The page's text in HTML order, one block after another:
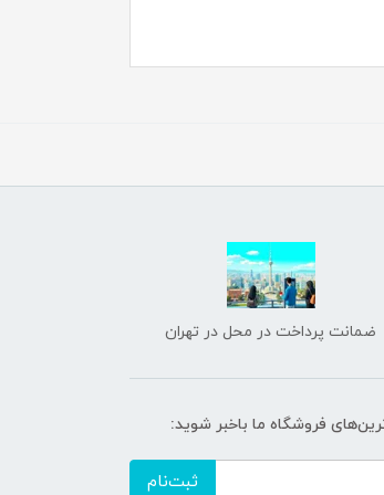
ضمانت پرداخت در محل در تهران
فروشگاه ما باخبر شوید:
ثبت‌نام